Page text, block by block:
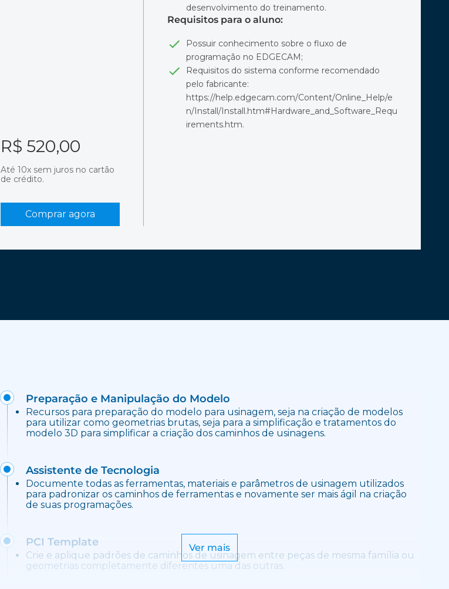
R$ 520,00
Até 10x sem juros no cartão
de crédito.
Comprar agora
desenvolvimento do treinamento.
Requisitos para o aluno:
Possuir conhecimento sobre o fluxo de
programação no EDGECAM;
Requisitos do sistema conforme recomendado
pelo fabricante:
https://help.edgecam.com/Content/Online_Help/e
n/Install/Install.htm#Hardware_and_Software_Requ
irements.htm.
Preparação e Manipulação do Modelo
Recursos para preparação do modelo para usinagem, seja na criação de modelos
para utilizar como geometrias brutas, seja para a simplificação e tratamentos do
modelo 3D para simplificar a criação dos caminhos de usinagens.
Assistente de Tecnologia
Documente todas as ferramentas, materiais e parâmetros de usinagem utilizados
para padronizar os caminhos de ferramentas e novamente ser mais ágil na criação
de suas programações.
PCI Template
Crie e aplique padrões de caminhos de usinagem entre peças de mesma família ou
geometrias completamente diferentes uma das outras.
Ver mais